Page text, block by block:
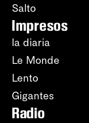
Salto
Impresos
la diaria
Le Monde
Lento
Gigantes
Radio